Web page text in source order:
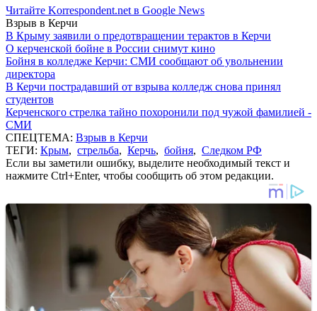
Читайте Korrespondent.net в Google News
Взрыв в Керчи
В Крыму заявили о предотвращении терактов в Керчи
О керченской бойне в России снимут кино
Бойня в колледже Керчи: СМИ сообщают об увольнении
директора
В Керчи пострадавший от взрыва колледж снова принял
студентов
Керченского стрелка тайно похоронили под чужой фамилией -
СМИ
СПЕЦТЕМА: Взрыв в Керчи
ТЕГИ: Крым, стрельба, Керчь, бойня, Следком РФ
Если вы заметили ошибку, выделите необходимый текст и
нажмите Ctrl+Enter, чтобы сообщить об этом редакции.